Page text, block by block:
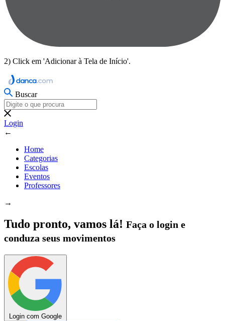
2) Click em 'Adicionar à Tela de Início'.
Buscar
Login
←
Home
Categorias
Escolas
Eventos
Professores
→
Tudo pronto, vamos lá! Faça o login e
conduza seus movimentos
Login com Google